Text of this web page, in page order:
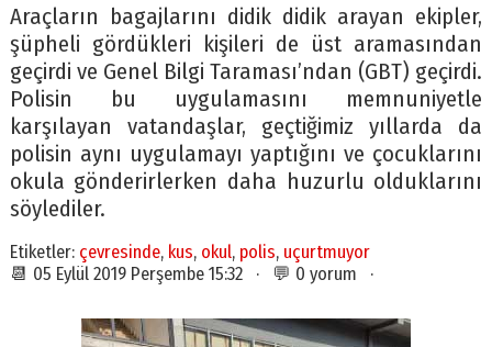
Araçların bagajlarını didik didik arayan ekipler,
şüpheli gördükleri kişileri de üst aramasından
geçirdi ve Genel Bilgi Taraması’ndan (GBT) geçirdi.
Polisin bu uygulamasını memnuniyetle
karşılayan vatandaşlar, geçtiğimiz yıllarda da
polisin aynı uygulamayı yaptığını ve çocuklarını
okula gönderirlerken daha huzurlu olduklarını
söylediler.
Etiketler: çevresinde, kus, okul, polis, uçurtmuyor
📆 05 Eylül 2019 Perşembe 15:32 · 💬 0 yorum ·